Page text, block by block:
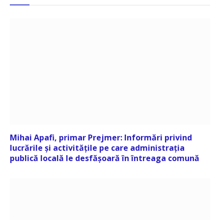
Mihai Apafi, primar Prejmer: Informări privind
lucrările și activitățile pe care administrația
publică locală le desfășoară în întreaga comună